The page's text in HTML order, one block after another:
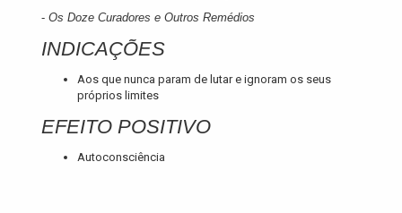
- Os Doze Curadores e Outros Remédios
INDICAÇÕES
Aos que nunca param de lutar e ignoram os seus
próprios limites
EFEITO POSITIVO
Autoconsciência